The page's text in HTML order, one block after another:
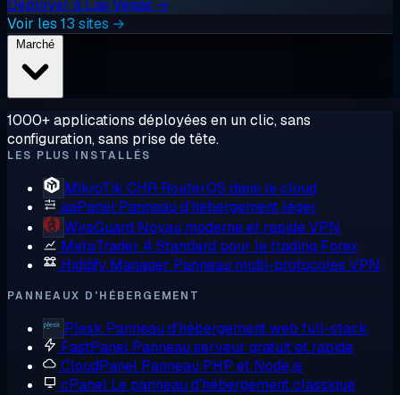
Déployer à Las Vegas →
Voir les 13 sites →
1000+ applications déployées en un clic, sans
configuration, sans prise de tête.
LES PLUS INSTALLÉS
MikroTik CHR RouterOS dans le cloud
aaPanel Panneau d'hébergement léger
WireGuard Noyau moderne et rapide VPN
MetaTrader 4 Standard pour le trading Forex
Hiddify Manager Panneau multi-protocoles VPN
PANNEAUX D'HÉBERGEMENT
Plesk Panneau d'hébergement web full-stack
FastPanel Panneau serveur gratuit et rapide
CloudPanel Panneau PHP et Node.js
cPanel Le panneau d'hébergement classique